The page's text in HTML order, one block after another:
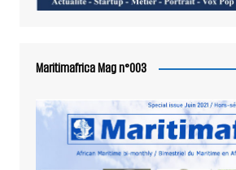
Maritimafrica Mag n°003